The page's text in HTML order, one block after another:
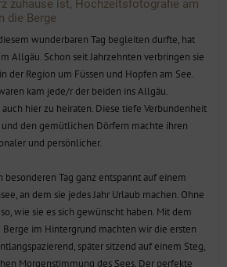
wunderbaren Tag begleiten durfte, hat
Allgäu. Schon seit Jahrzehnten verbringen sie
der Region um Füssen und Hopfen am See.
kam jede/r der beiden ins Allgäu.
hier zu heiraten. Diese tiefe Verbundenheit
und den gemütlichen Dörfern machte ihren
und persönlicher.
an dem sie jedes Jahr Urlaub machen. Ohne
wie sie es sich gewünscht haben. Mit dem
im Hintergrund machten wir die ersten
später sitzend auf einem Steg,
Morgenstimmung des Sees. Der perfekte
Tages.